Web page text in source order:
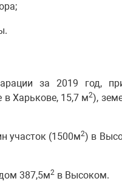
за 2019 год,
Харькове, 15,7 м2),
участок (1500м2) в
387,5м2 в Высоком.